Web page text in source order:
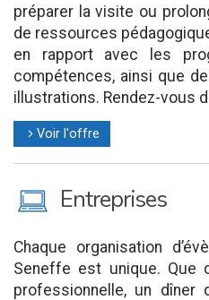
préparer la visite ou
de ressources
en rapport avec les
compétences, ainsi que
illustrations. Rendez-vous
l Voir l'offre
M Entreprises
Chaque organisation
Seneffe est unique. Que
professionnelle, un dîner